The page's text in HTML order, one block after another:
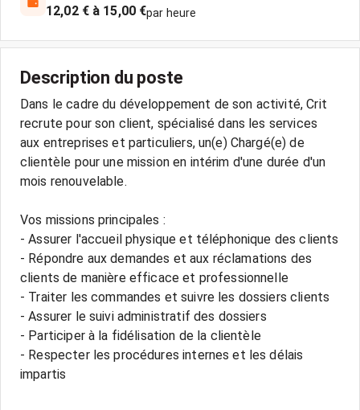
12,02 € à 15,00 €par heure
Description du poste
Dans le cadre du développement de son activité, Crit
recrute pour son client, spécialisé dans les services
aux entreprises et particuliers, un(e) Chargé(e) de
clientèle pour une mission en intérim d'une durée d'un
mois renouvelable.
Vos missions principales :
- Assurer l'accueil physique et téléphonique des clients
- Répondre aux demandes et aux réclamations des
clients de manière efficace et professionnelle
- Traiter les commandes et suivre les dossiers clients
- Assurer le suivi administratif des dossiers
- Participer à la fidélisation de la clientèle
- Respecter les procédures internes et les délais
impartis